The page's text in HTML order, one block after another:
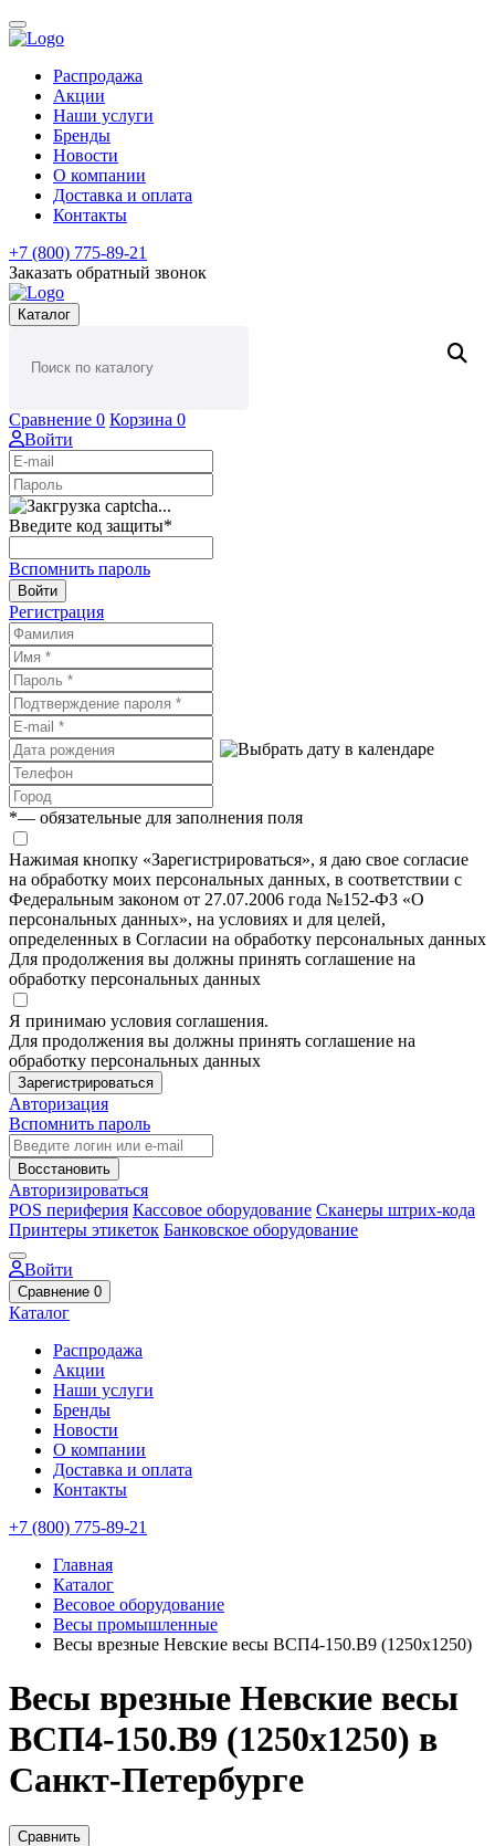
Распродажа
Акции
Наши услуги
Бренды
Новости
О компании
Доставка и оплата
Контакты
+7 (800) 775-89-21
Заказать обратный звонок
Каталог
Сравнение 0 Корзина 0
Войти
Введите код защиты*
Вспомнить пароль
Войти
Регистрация
*— обязательные для заполнения поля
Нажимая кнопку «Зарегистрироваться», я даю свое согласие
на обработку моих персональных данных, в соответствии с
Федеральным законом от 27.07.2006 года №152-ФЗ «О
персональных данных», на условиях и для целей,
определенных в Согласии на обработку персональных данных
Для продолжения вы должны принять соглашение на
обработку персональных данных
Я принимаю условия соглашения.
Для продолжения вы должны принять соглашение на
обработку персональных данных
Зарегистрироваться
Авторизация
Вспомнить пароль
Восстановить
Авторизироваться
POS периферия Кассовое оборудование Сканеры штрих-кода
Принтеры этикеток Банковское оборудование
Войти
Сравнение 0
Каталог
Распродажа
Акции
Наши услуги
Бренды
Новости
О компании
Доставка и оплата
Контакты
+7 (800) 775-89-21
Главная
Каталог
Весовое оборудование
Весы промышленные
Весы врезные Невские весы ВСП4-150.В9 (1250х1250)
Весы врезные Невские весы
ВСП4-150.В9 (1250х1250) в
Санкт-Петербурге
Сравнить